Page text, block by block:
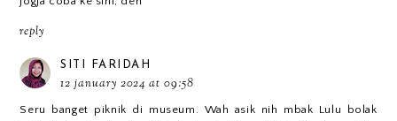
reply
SITI FARIDAH
12 january 2024 at 09:58
Seru banget piknik di museum. Wah asik nih mbak Lulu bolak